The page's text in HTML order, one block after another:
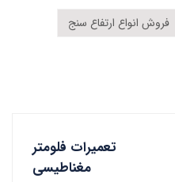
فروش انواع ارتفاع سنج
تعمیرات فلومتر
مغناطیسی